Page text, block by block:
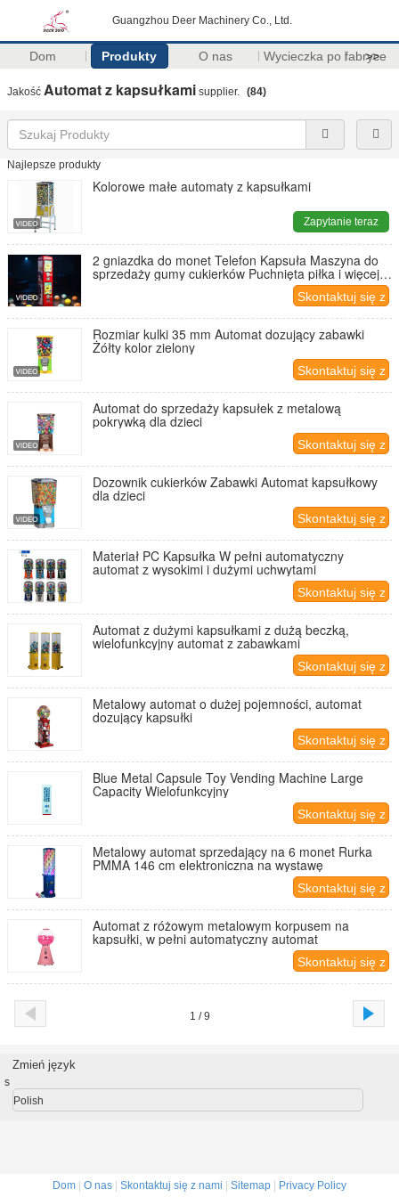
Guangzhou Deer Machinery Co., Ltd.
Dom Produkty O nas Wycieczka po fabryce
>>
Jakość Automat z kapsułkami supplier. (84)
Najlepsze produkty
Kolorowe małe automaty z kapsułkami
Zapytanie teraz
2 gniazdka do monet Telefon Kapsuła Maszyna do
sprzedaży gumy cukierków Puchnięta piłka i więcej
Skontaktuj się z
nami
Rozmiar kulki 35 mm Automat dozujący zabawki
Żółty kolor zielony
Skontaktuj się z
nami
Automat do sprzedaży kapsułek z metalową
pokrywką dla dzieci
Skontaktuj się z
nami
Dozownik cukierków Zabawki Automat kapsułkowy
dla dzieci
Skontaktuj się z
nami
Materiał PC Kapsułka W pełni automatyczny
automat z wysokimi i dużymi uchwytami
Skontaktuj się z
nami
Automat z dużymi kapsułkami z dużą beczką,
wielofunkcyjny automat z zabawkami
Skontaktuj się z
nami
Metalowy automat o dużej pojemności, automat
dozujący kapsułki
Skontaktuj się z
nami
Blue Metal Capsule Toy Vending Machine Large
Capacity Wielofunkcyjny
Skontaktuj się z
nami
Metalowy automat sprzedający na 6 monet Rurka
PMMA 146 cm elektroniczna na wystawę
Skontaktuj się z
nami
Automat z różowym metalowym korpusem na
kapsułki, w pełni automatyczny automat
Skontaktuj się z
nami
1 / 9
Zmień język
s
Polish
Dom O nas Skontaktuj się z nami Sitemap Privacy Policy